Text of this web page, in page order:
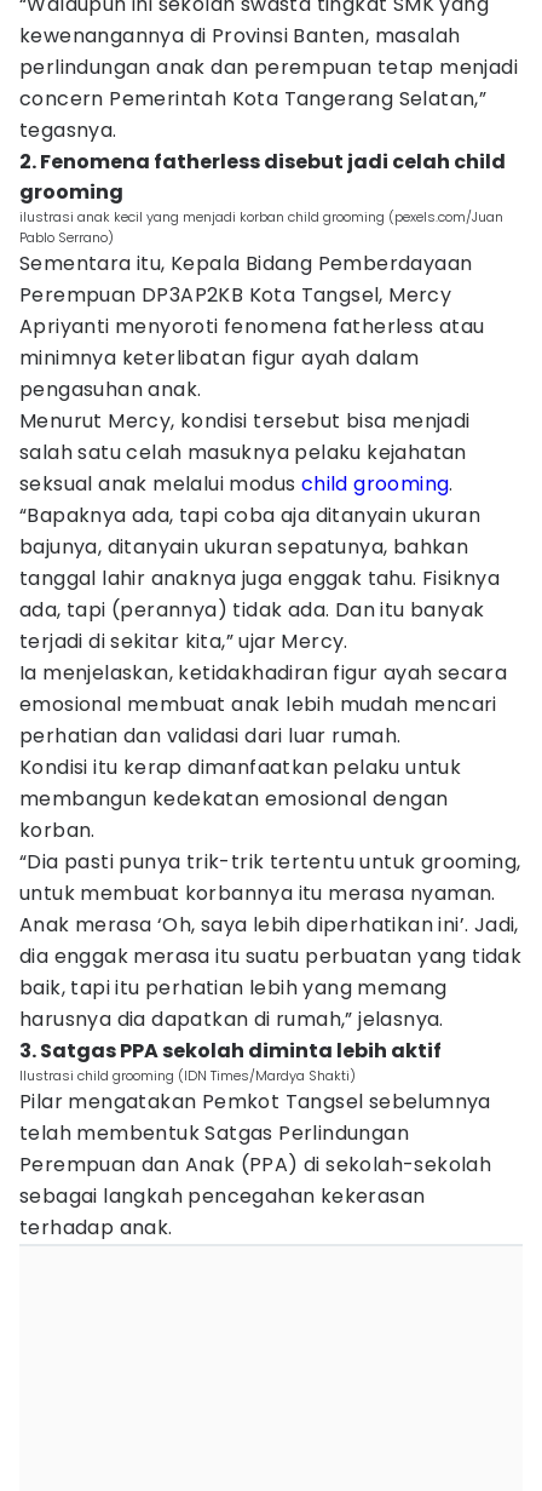
kewenangannya di Provinsi Banten, masalah
perlindungan anak dan perempuan tetap menjadi
concern Pemerintah Kota Tangerang Selatan,”
tegasnya.
2. Fenomena fatherless disebut jadi celah child
grooming
ilustrasi anak kecil yang menjadi korban child grooming (pexels.com/Juan
Pablo Serrano)
Sementara itu, Kepala Bidang Pemberdayaan
Perempuan DP3AP2KB Kota Tangsel, Mercy
Apriyanti menyoroti fenomena fatherless atau
minimnya keterlibatan figur ayah dalam
pengasuhan anak.
Menurut Mercy, kondisi tersebut bisa menjadi
salah satu celah masuknya pelaku kejahatan
seksual anak melalui modus child grooming.
“Bapaknya ada, tapi coba aja ditanyain ukuran
bajunya, ditanyain ukuran sepatunya, bahkan
tanggal lahir anaknya juga enggak tahu. Fisiknya
ada, tapi (perannya) tidak ada. Dan itu banyak
terjadi di sekitar kita,” ujar Mercy.
Ia menjelaskan, ketidakhadiran figur ayah secara
emosional membuat anak lebih mudah mencari
perhatian dan validasi dari luar rumah.
Kondisi itu kerap dimanfaatkan pelaku untuk
membangun kedekatan emosional dengan
korban.
“Dia pasti punya trik-trik tertentu untuk grooming,
untuk membuat korbannya itu merasa nyaman.
Anak merasa ‘Oh, saya lebih diperhatikan ini’. Jadi,
dia enggak merasa itu suatu perbuatan yang tidak
baik, tapi itu perhatian lebih yang memang
harusnya dia dapatkan di rumah,” jelasnya.
3. Satgas PPA sekolah diminta lebih aktif
Ilustrasi child grooming (IDN Times/Mardya Shakti)
Pilar mengatakan Pemkot Tangsel sebelumnya
telah membentuk Satgas Perlindungan
Perempuan dan Anak (PPA) di sekolah-sekolah
sebagai langkah pencegahan kekerasan
terhadap anak.